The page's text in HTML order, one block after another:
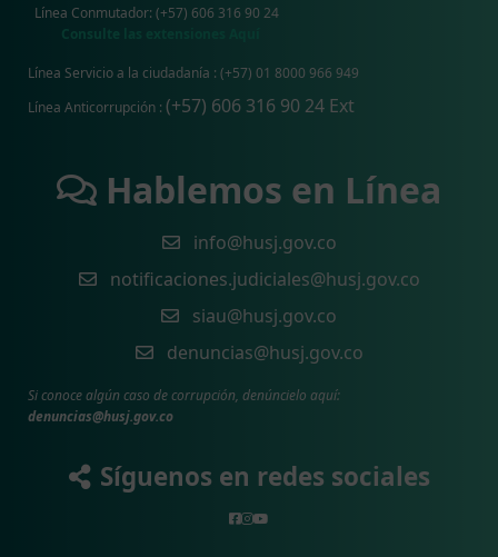
Línea Conmutador: (+57) 606 316 90 24
Consulte las extensiones Aquí
Línea Servicio a la ciudadanía : (+57) 01 8000 966 949
Línea Anticorrupción : (+57) 606 316 90 24 Ext
Hablemos en Línea
info@husj.gov.co
notificaciones.judiciales@husj.gov.co
siau@husj.gov.co
denuncias@husj.gov.co
Si conoce algún caso de corrupción, denúncielo aquí:
denuncias@husj.gov.co
Síguenos en redes sociales